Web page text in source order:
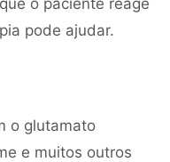
o paciente reage
pode ajudar.
o glutamato
e muitos outros